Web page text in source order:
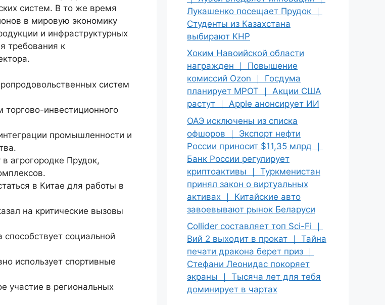
систем. В то же время
в мировую экономику
и инфраструктурных
требования к
систем
торгово-инвестиционного
промышленности и
агрогородке Прудок,
в Китае для работы в
на критические вызовы
социальной
использует спортивные
участие в региональных
Лукашенко посещает Прудок ｜
Студенты из Казахстана
выбирают КНР
Хоким Навоийской области
награжден ｜ Повышение
комиссий Ozon ｜ Госдума
планирует МРОТ ｜ Акции США
растут ｜ Apple анонсирует ИИ
ОАЭ исключены из списка
офшоров ｜ Экспорт нефти
России приносит $11,35 млрд ｜
Банк России регулирует
криптоактивы ｜ Туркменистан
принял закон о виртуальных
активах ｜ Китайские авто
завоевывают рынок Беларуси
Collider составляет топ Sci-Fi ｜
Вий 2 выходит в прокат ｜ Тайна
печати дракона берет приз ｜
Стефани Леонидас покоряет
экраны ｜ Тысяча лет для тебя
доминирует в чартах